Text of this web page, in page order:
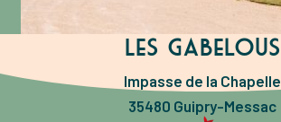
Les Gabelous
Impasse de la Chapelle
35480 Guipry-Messac